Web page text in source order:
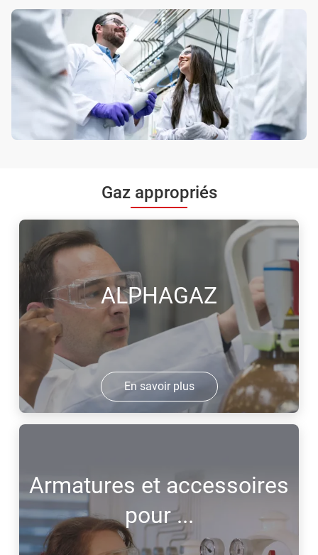
Gaz appropriés
ALPHAGAZ
En savoir plus
Armatures et accessoires
pour ...